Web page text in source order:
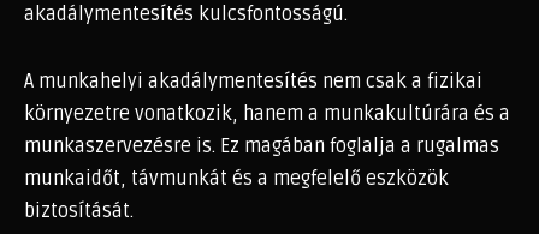
akadálymentesítés kulcsfontosságú.
A munkahelyi akadálymentesítés nem csak a fizikai
környezetre vonatkozik, hanem a munkakultúrára és a
munkaszervezésre is. Ez magában foglalja a rugalmas
munkaidőt, távmunkát és a megfelelő eszközök
biztosítását.